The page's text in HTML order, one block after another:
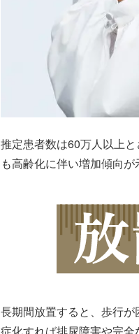
推定患者数は60万人以上
も高齢化に伴い増加傾向が
長期間放置すると、歩行